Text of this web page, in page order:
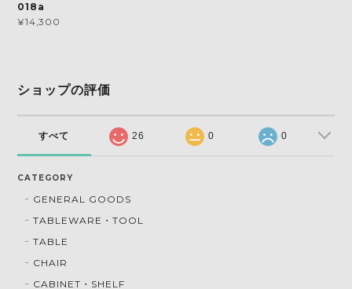
018a
¥14,300
ショップの評価
すべて 26 0 0
CATEGORY
GENERAL GOODS
TABLEWARE・TOOL
TABLE
CHAIR
CABINET・SHELF